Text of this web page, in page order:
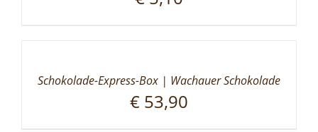
Schokolade-Express-Box | Wachauer Schokolade
€ 53,90